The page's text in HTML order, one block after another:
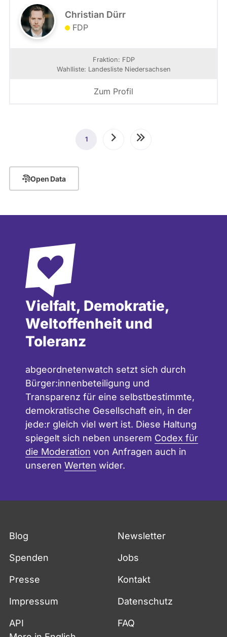
Christian Dürr
FDP
Fraktion: FDP
Wahlliste: Landesliste Niedersachsen
Zum Profil
Seitennummerierung
Aktuelle
1 NächsteLetzte
Open Data
Vielfalt, Demokratie,
Weltoffenheit und
Toleranz
abgeordnetenwatch setzt sich durch
Bürger:innenbeteiligung und
Transparenz für eine selbstbestimmte,
demokratische Gesellschaft ein, in der
jede:r gleich viel wert ist. Diese Haltung
spiegelt sich neben unserem Codex für
die Moderation von Anfragen auch in
unseren Werten wider.
Fußzeile
Blog Newsletter
Spenden Jobs
Presse Kontakt
Impressum Datenschutz
API
FAQ